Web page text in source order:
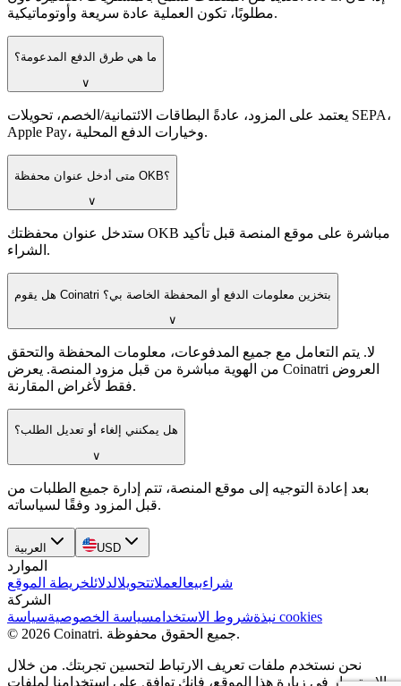
مطلوبًا، تكون العملية عادة سريعة وأوتوماتيكية.
ما هي طرق الدفع المدعومة؟
∨
يعتمد على المزود، عادةً البطاقات الائتمانية/الخصم، تحويلات SEPA،
Apple Pay، وخيارات الدفع المحلية.
متى أدخل عنوان محفظة OKB؟
∨
ستدخل عنوان محفظتك OKB مباشرة على موقع المنصة قبل تأكيد
الشراء.
هل يقوم Coinatri بتخزين معلومات الدفع أو المحفظة الخاصة بي؟
∨
لا. يتم التعامل مع جميع المدفوعات، معلومات المحفظة والتحقق
من الهوية مباشرة من قبل مزود المنصة. يعرض Coinatri العروض
فقط لأغراض المقارنة.
هل يمكنني إلغاء أو تعديل الطلب؟
∨
بعد إعادة التوجيه إلى موقع المنصة، تتم إدارة جميع الطلبات من
قبل المزود وفقًا لسياساته.
العربية USD
الموارد
شراءبيعالعملاتتحويلالدلائلخريطة الموقع
الشركة
نبذةشروط الاستخدامسياسة الخصوصية
سياسة cookies
© 2026 Coinatri. جميع الحقوق محفوظة.
نحن نستخدم ملفات تعريف الارتباط لتحسين تجربتك. من خلال
الاستمرار في زيارة هذا الموقع، فإنك توافق على استخدامنا لملفات